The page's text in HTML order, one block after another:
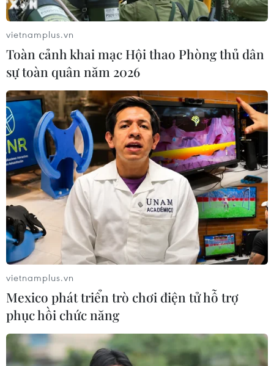
vietnamplus.vn
Toàn cảnh khai mạc Hội thao Phòng thủ dân
sự toàn quân năm 2026
vietnamplus.vn
Mexico phát triển trò chơi điện tử hỗ trợ
phục hồi chức năng